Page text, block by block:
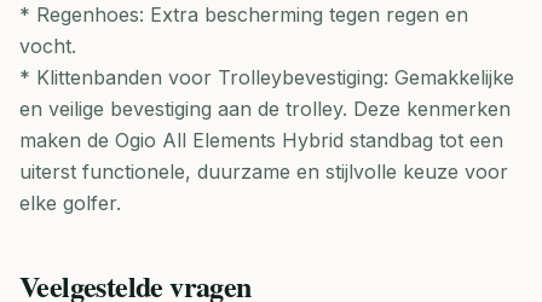
* Regenhoes: Extra bescherming tegen regen en
vocht.
* Klittenbanden voor Trolleybevestiging: Gemakkelijke
en veilige bevestiging aan de trolley. Deze kenmerken
maken de Ogio All Elements Hybrid standbag tot een
uiterst functionele, duurzame en stijlvolle keuze voor
elke golfer.
Veelgestelde vragen